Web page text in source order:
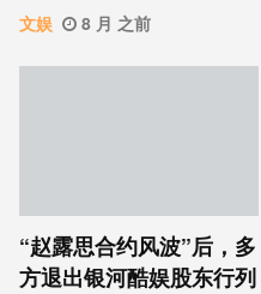
文娱 8 月 之前
“赵露思合约风波”后，多
方退出银河酷娱股东行列